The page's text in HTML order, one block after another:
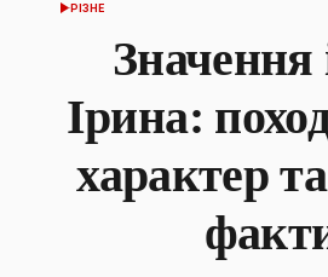
ОПУБЛІКУВАТИ
РІЗНЕ
Значення
Ірина:
характер